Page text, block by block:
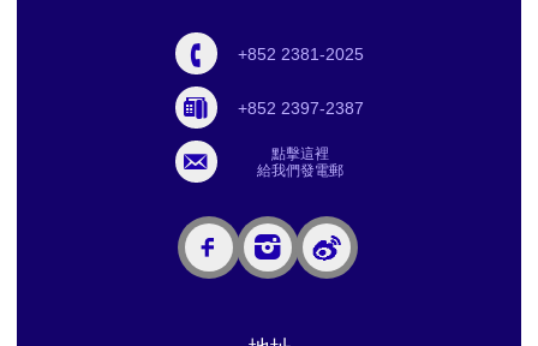
+852 2381-2025
+852 2397-2387
點擊這裡
給我們發電郵